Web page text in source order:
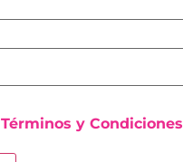
Términos y Condiciones